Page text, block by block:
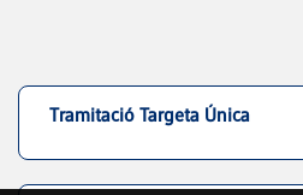
Tramitació Targeta Única